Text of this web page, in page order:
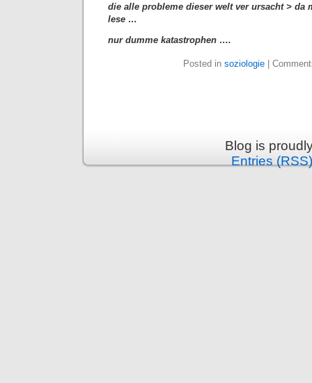
die alle probleme dieser welt ver ursacht > da
lese …
nur dumme katastrophen ….
Posted in soziologie|
Blog is
Entries (RSS)